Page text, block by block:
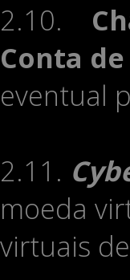
2.10.
Conta
eventual
2.11.
moeda
virtuais